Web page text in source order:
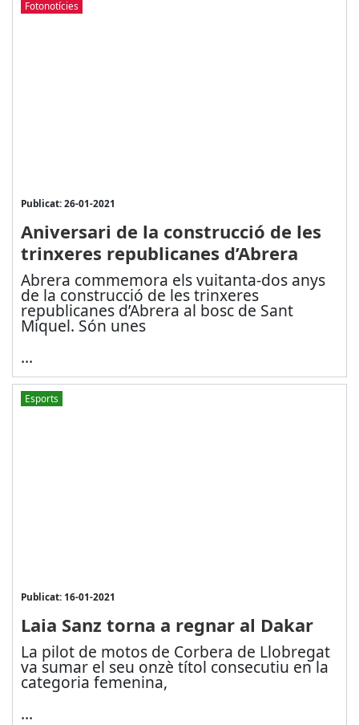
Fotonotícies
Publicat: 26-01-2021
Aniversari de la construcció de les
trinxeres republicanes d’Abrera
Abrera commemora els vuitanta-dos anys
de la construcció de les trinxeres
republicanes d’Abrera al bosc de Sant
Miquel. Són unes
...
Esports
Publicat: 16-01-2021
Laia Sanz torna a regnar al Dakar
La pilot de motos de Corbera de Llobregat
va sumar el seu onzè títol consecutiu en la
categoria femenina,
...